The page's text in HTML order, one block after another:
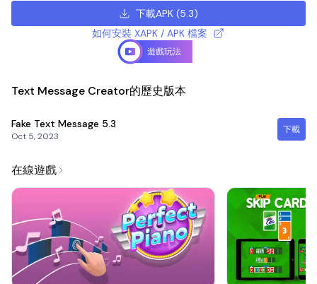
下載APK(5.3)
如何安裝 XAPK / APK 檔案
遊戲玩法
Text Message Creator的歷史版本
Fake Text Message 5.3
Oct 5, 2023
下載
在線遊戲